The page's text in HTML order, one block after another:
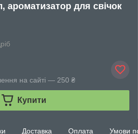
ароматизатор для свічок
на сайті — 250 ₴
Купити
Доставка Оплата Умови